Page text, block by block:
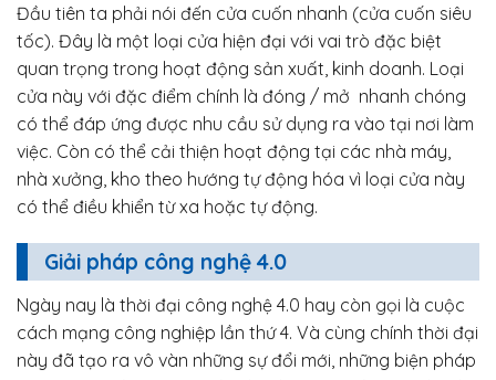
Đầu tiên ta phải nói đến cửa cuốn nhanh (cửa cuốn siêu
tốc). Đây là một loại cửa hiện đại với vai trò đặc biệt
quan trọng trong hoạt động sản xuất, kinh doanh. Loại
cửa này với đặc điểm chính là đóng / mở nhanh chóng
có thể đáp ứng được nhu cầu sử dụng ra vào tại nơi làm
việc. Còn có thể cải thiện hoạt động tại các nhà máy,
nhà xưởng, kho theo hướng tự động hóa vì loại cửa này
có thể điều khiển từ xa hoặc tự động.
Giải pháp công nghệ 4.0
Ngày nay là thời đại công nghệ 4.0 hay còn gọi là cuộc
cách mạng công nghiệp lần thứ 4. Và cùng chính thời đại
này đã tạo ra vô vàn những sự đổi mới, những biện pháp